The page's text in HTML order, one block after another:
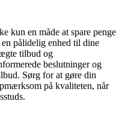
kun en måde at spare penge
pålidelig enhed til dine
tilbud og
beslutninger og
Sørg for at gøre din
på kvaliteten, når